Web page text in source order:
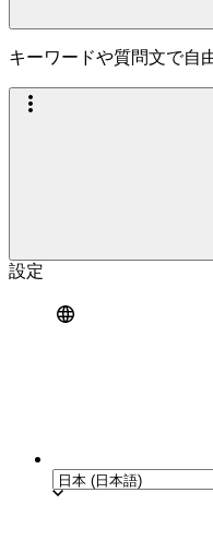
キーワードや質問文で自
設定